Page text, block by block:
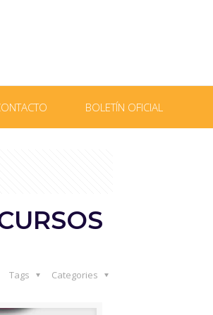
BOLETÍN OFICIAL
Categories
Tags